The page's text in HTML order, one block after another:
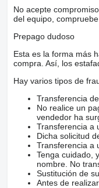
No acepte
del equipo,
Prepago dudoso
Esta es la forma más
compra. Así, los
Hay varios tipos de
Transferencia
No realice un
vendedor ha
Transferencia a
Dicha solicitud
Transferencia a
Tenga cuidado,
nombre. No
Sustitución de
Antes de